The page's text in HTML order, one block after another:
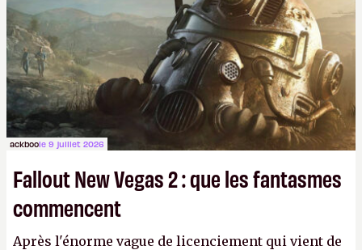
ackboole 9 juillet 2026
Fallout New Vegas 2 : que les fantasmes
commencent
Après l'énorme vague de licenciement qui vient de